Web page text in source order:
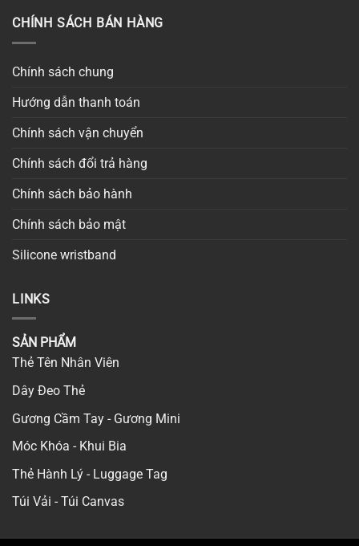
CHÍNH SÁCH BÁN HÀNG
Chính sách chung
Hướng dẫn thanh toán
Chính sách vận chuyển
Chính sách đổi trả hàng
Chính sách bảo hành
Chính sách bảo mật
Silicone wristband
LINKS
SẢN PHẨM
Thẻ Tên Nhân Viên
Dây Đeo Thẻ
Gương Cầm Tay - Gương Mini
Móc Khóa - Khui Bia
Thẻ Hành Lý - Luggage Tag
Túi Vải - Túi Canvas